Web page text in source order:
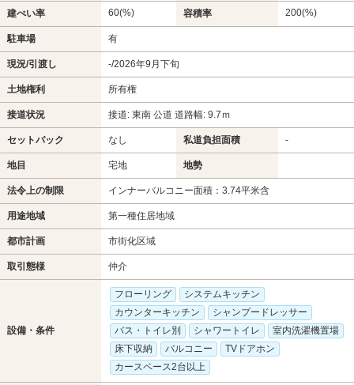
建ぺい率 60(%) 容積率 200(%)
駐車場 有
現況/引渡し -/2026年9月下旬
土地権利 所有権
接道状況 接道: 東南 公道 道路幅: 9.7ｍ
セットバック なし 私道負担面積 -
地目 宅地 地勢
法令上の制限 インナーバルコニー面積：3.74平米含
用途地域 第一種住居地域
都市計画 市街化区域
取引態様 仲介
設備・条件
フローリング
システムキッチン
カウンターキッチン
シャンプードレッサー
バス・トイレ別
シャワートイレ
室内洗濯機置場
床下収納
バルコニー
TVドアホン
カースペース2台以上